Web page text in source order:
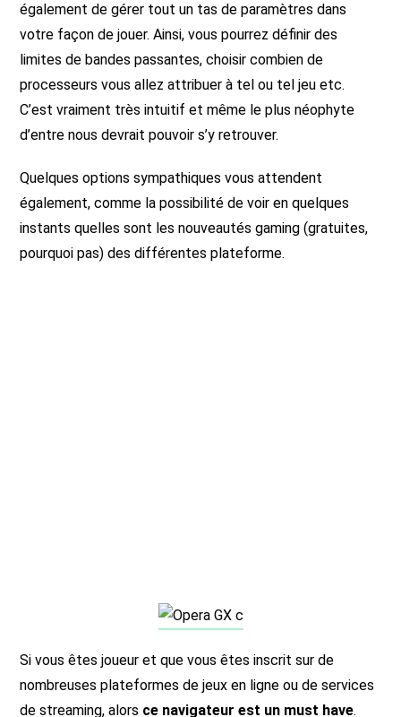
également de gérer tout un tas de paramètres dans
votre façon de jouer. Ainsi, vous pourrez définir des
limites de bandes passantes, choisir combien de
processeurs vous allez attribuer à tel ou tel jeu etc.
C’est vraiment très intuitif et même le plus néophyte
d’entre nous devrait pouvoir s’y retrouver.
Quelques options sympathiques vous attendent
également, comme la possibilité de voir en quelques
instants quelles sont les nouveautés gaming (gratuites,
pourquoi pas) des différentes plateforme.
Si vous êtes joueur et que vous êtes inscrit sur de
nombreuses plateformes de jeux en ligne ou de services
de streaming, alors ce navigateur est un must have.